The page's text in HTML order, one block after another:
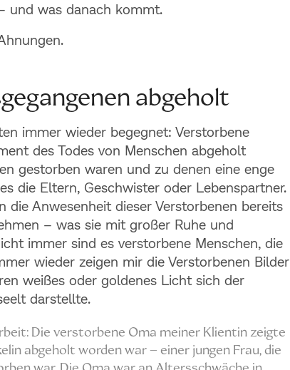
und was danach kommt.
abgeholt
immer wieder begegnet: Verstorbene
des Todes von Menschen abgeholt
gestorben waren und zu denen eine enge
die Eltern, Geschwister oder Lebenspartner.
die Anwesenheit dieser Verstorbenen bereits
– was sie mit großer Ruhe und
immer sind es verstorbene Menschen, die
wieder zeigen mir die Verstorbenen Bilder
weißes oder goldenes Licht sich der
darstellte.
Die verstorbene Oma meiner Klientin zeigte
abgeholt worden war – einer jungen Frau, die